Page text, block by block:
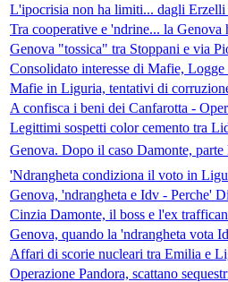
L'ipocrisia non ha limiti... dagli Erzelli
Tra cooperative e 'ndrine... la Genova
Genova "tossica" tra Stoppani e via
Consolidato interesse di Mafie,
Mafie in Liguria, tentativi di
A confisca i beni dei Canfarotta -
Legittimi sospetti color cemento tra
Genova. Dopo il caso Damonte, parte
'Ndrangheta condiziona il voto in
Genova, 'ndrangheta e Idv - Perche'
Cinzia Damonte, il boss e l'ex
Genova, quando la 'ndrangheta vota
Affari di scorie nucleari tra Emilia e
Operazione Pandora, scattano